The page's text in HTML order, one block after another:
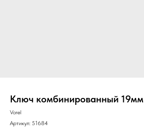
Ключ комбинированный 19мм
Vorel
Артикул: 51684